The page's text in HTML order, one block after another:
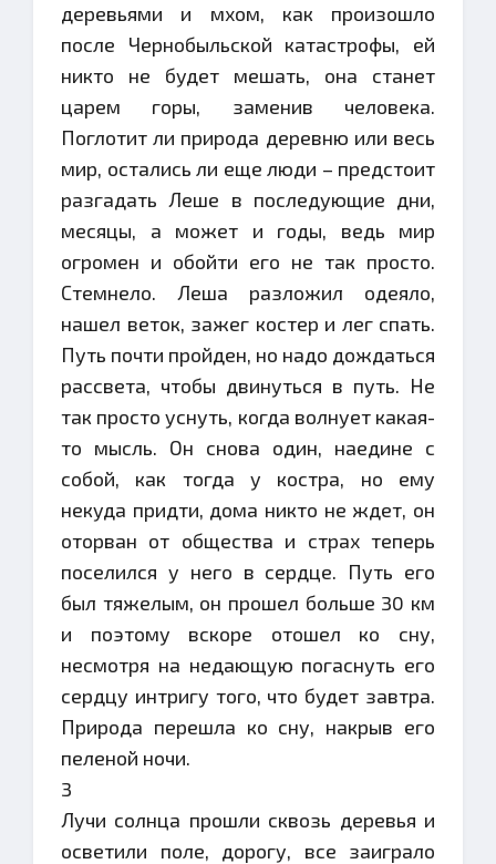
деревьями и мхом, как произошло
после Чернобыльской катастрофы, ей
никто не будет мешать, она станет
царем горы, заменив человека.
Поглотит ли природа деревню или весь
мир, остались ли еще люди – предстоит
разгадать Леше в последующие дни,
месяцы, а может и годы, ведь мир
огромен и обойти его не так просто.
Стемнело. Леша разложил одеяло,
нашел веток, зажег костер и лег спать.
Путь почти пройден, но надо дождаться
рассвета, чтобы двинуться в путь. Не
так просто уснуть, когда волнует какая-
то мысль. Он снова один, наедине с
собой, как тогда у костра, но ему
некуда придти, дома никто не ждет, он
оторван от общества и страх теперь
поселился у него в сердце. Путь его
был тяжелым, он прошел больше 30 км
и поэтому вскоре отошел ко сну,
несмотря на недающую погаснуть его
сердцу интригу того, что будет завтра.
Природа перешла ко сну, накрыв его
пеленой ночи.
3
Лучи солнца прошли сквозь деревья и
осветили поле, дорогу, все заиграло